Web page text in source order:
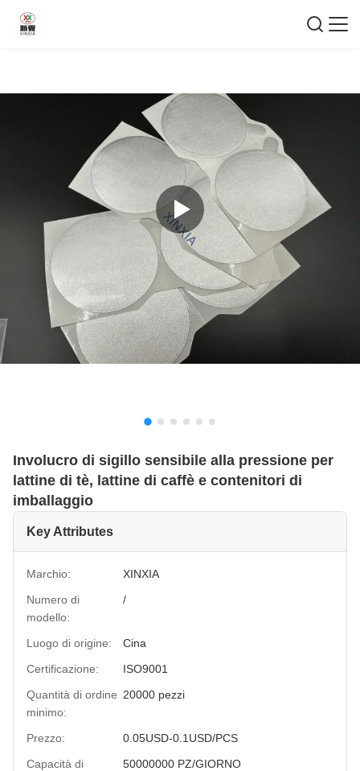
Involucro di sigillo sensibile alla pressione per
lattine di tè, lattine di caffè e contenitori di
imballaggio
Key Attributes
Marchio:
XINXIA
Numero di
modello:
/
Luogo di origine:
Cina
Certificazione:
ISO9001
Quantità di ordine
minimo:
20000 pezzi
Prezzo:
0.05USD-0.1USD/PCS
Capacità di
50000000 PZ/GIORNO